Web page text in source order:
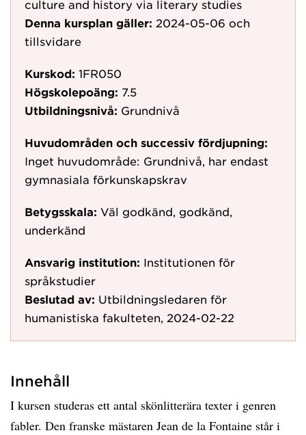
culture and history via literary studies
Denna kursplan gäller: 2024-05-06 och
tillsvidare
Kurskod: 1FR050
Högskolepoäng: 7.5
Utbildningsnivå: Grundnivå
Huvudområden och successiv fördjupning:
Inget huvudområde: Grundnivå, har endast
gymnasiala förkunskapskrav
Betygsskala: Väl godkänd, godkänd,
underkänd
Ansvarig institution: Institutionen för
språkstudier
Beslutad av: Utbildningsledaren för
humanistiska fakulteten, 2024-02-22
Innehåll
I kursen studeras ett antal skönlitterära texter i genren
fabler. Den franske mästaren Jean de la Fontaine står i